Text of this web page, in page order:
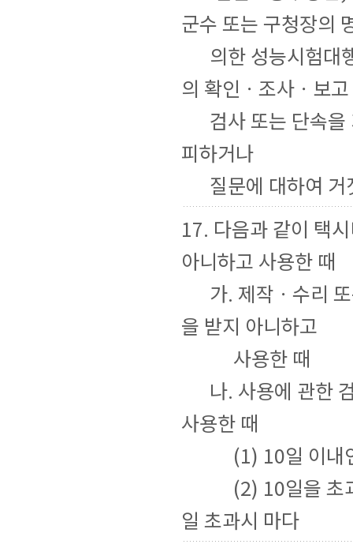
군수 또는 구청장의
의한 성능시험대
의 확인ㆍ조사ㆍ보
검사 또는 단속을
피하거나
질문에 대하여 거
17. 다음과 같이 택
아니하고 사용한 때
가. 제작ㆍ수리 또
을 받지 아니하고
사용한 때
나. 사용에 관한
사용한 때
(1) 10일 이내
(2) 10일을 초과
일 초과시 마다